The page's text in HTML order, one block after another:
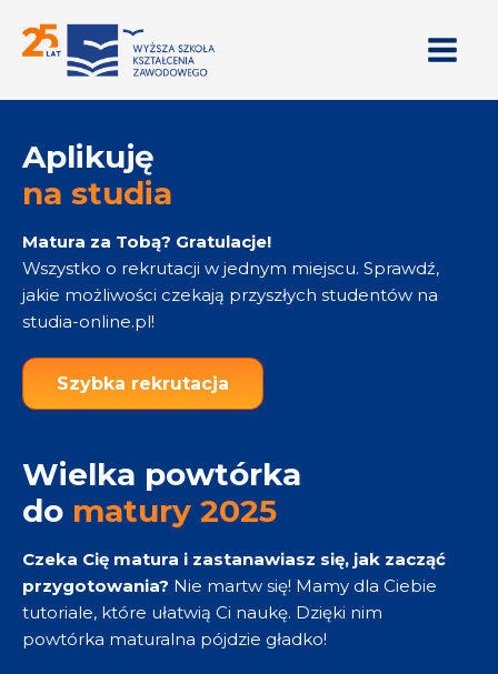
Aplikuję
na studia
Matura za Tobą? Gratulacje!
Wszystko o rekrutacji w jednym miejscu. Sprawdź,
jakie możliwości czekają przyszłych studentów na
studia-online.pl!
Szybka rekrutacja
Wielka powtórka
do matury 2025
Czeka Cię matura i zastanawiasz się, jak zacząć
przygotowania? Nie martw się! Mamy dla Ciebie
tutoriale, które ułatwią Ci naukę. Dzięki nim
powtórka maturalna pójdzie gładko!